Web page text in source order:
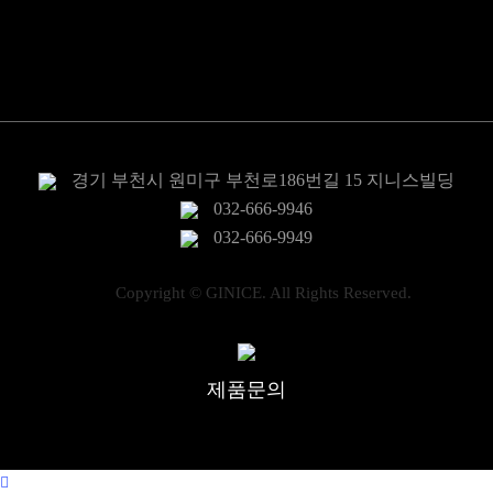
경기 부천시 원미구 부천로186번길 15 지니스빌딩
032-666-9946
032-666-9949
Copyright © GINICE. All Rights Reserved.
제품문의